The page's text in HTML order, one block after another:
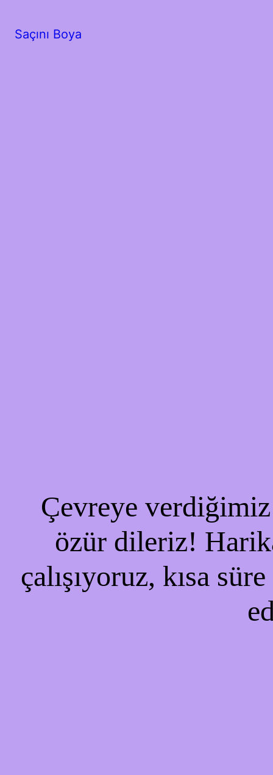
Saçını Boya
Çevreye verdiğimiz
özür dileriz!
çalışıyoruz, kısa